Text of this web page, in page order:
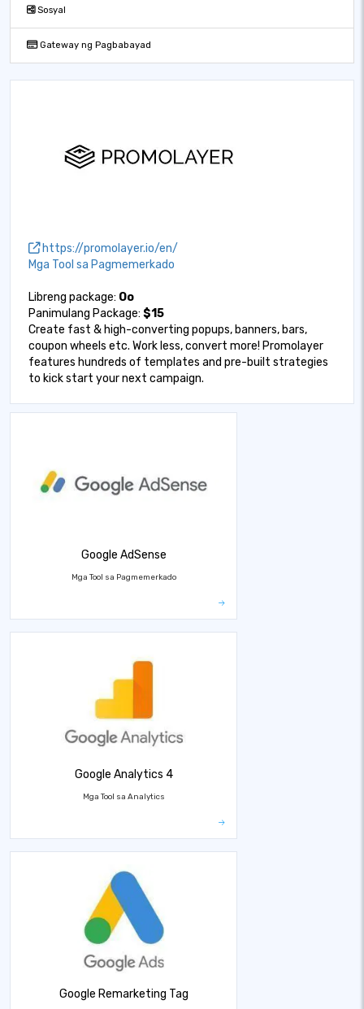
Sosyal
Gateway ng Pagbabayad
https://promolayer.io/en/
Mga Tool sa Pagmemerkado
Libreng package: Oo
Panimulang Package: $15
Create fast & high-converting popups, banners, bars,
coupon wheels etc. Work less, convert more! Promolayer
features hundreds of templates and pre-built strategies
to kick start your next campaign.
Google AdSense
Mga Tool sa Pagmemerkado
Google Analytics 4
Mga Tool sa Analytics
Google Remarketing Tag